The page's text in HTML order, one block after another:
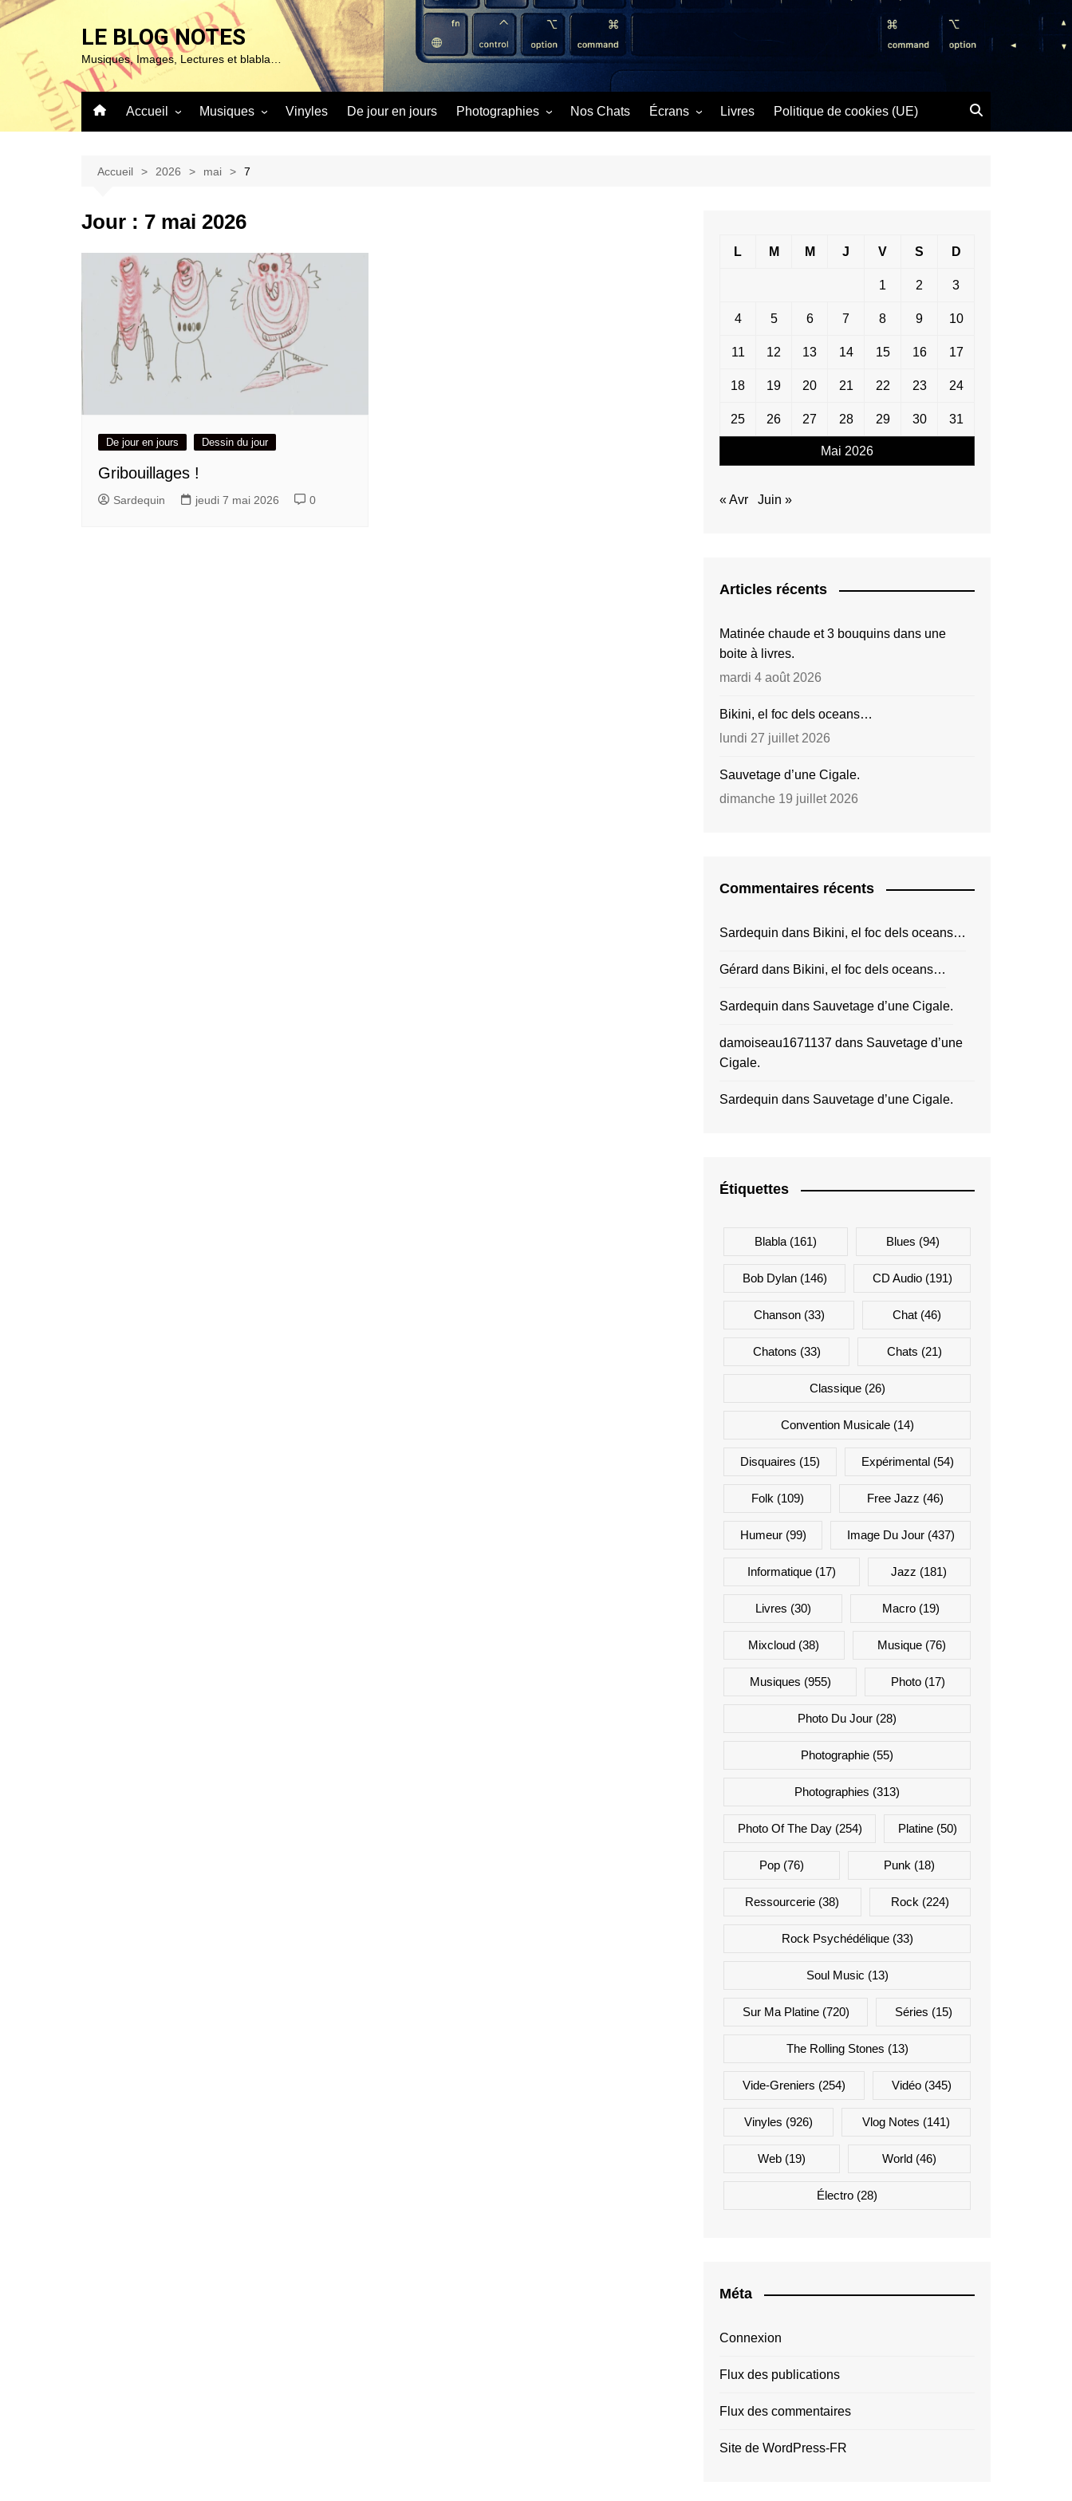
Aller
au
contenu
LE BLOG NOTES
Musiques, Images, Lectures et blabla…
Accueil
Mentions Légales
Musiques
Blues & Jazz
Classique
Pop – Rock & Folk
Roots (Reggae – World et
autres)
Vinyles De jour en jours Photographies Nos Chats Écrans Livres Politique de cookies (UE)
Accueil 2026 mai 7
Jour : 7 mai 2026
De jour en jours Dessin du jour
Gribouillages !
Sardequin jeudi 7 mai 2026 0
Mai 2026
L M M J V S D
1 2 3
4 5 6 7 8 9 10
11 12 13 14 15 16 17
18 19 20 21 22 23 24
25 26 27 28 29 30 31
« Avr Juin »
Articles récents
Matinée chaude et 3 bouquins dans une
boite à livres.
mardi 4 août 2026
Bikini, el foc dels oceans…
lundi 27 juillet 2026
Sauvetage d’une Cigale.
dimanche 19 juillet 2026
Commentaires récents
Sardequin dans Bikini, el foc dels oceans…
Gérard dans Bikini, el foc dels oceans…
Sardequin dans Sauvetage d’une Cigale.
damoiseau1671137 dans Sauvetage d’une
Cigale.
Sardequin dans Sauvetage d’une Cigale.
Étiquettes
Blabla(161) Blues (94)
Bob Dylan(146) CD Audio(191)
Chanson(33) Chat(46)
Chatons (33) Chats (21)
Classique(26)
Convention Musicale(14)
Disquaires (15) Expérimental (54)
Folk (109) Free Jazz (46)
Humeur(99) Image Du Jour(437)
Informatique(17) Jazz (181)
Livres (30) Macro(19)
Mixcloud (38) Musique(76)
Musiques (955) Photo(17)
Photo Du Jour (28)
Photographie (55)
Photographies (313)
Photo Of The Day(254) Platine(50)
Pop (76) Punk (18)
Ressourcerie (38) Rock (224)
Rock Psychédélique(33)
Soul Music (13)
Sur Ma Platine(720) Séries (15)
The Rolling Stones (13)
Vide-Greniers (254) Vidéo (345)
Vinyles (926) Vlog Notes (141)
Web (19) World (46)
Électro (28)
Méta
Connexion
Flux des publications
Flux des commentaires
Site de WordPress-FR